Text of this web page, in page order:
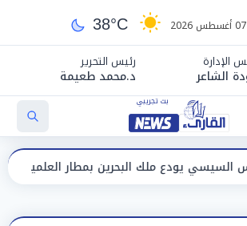
38°C
الإدارة
الشاعر
رئيس التحرير
د.محمد طعيمة
ملك البحرين بمطار العلمين بعد انتهاء